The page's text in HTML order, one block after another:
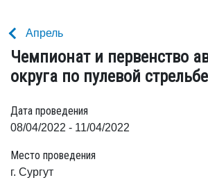
Апрель
Чемпионат и первенство
округа по пулевой стрельбе
Дата проведения
08/04/2022 - 11/04/2022
Место проведения
г. Сургут